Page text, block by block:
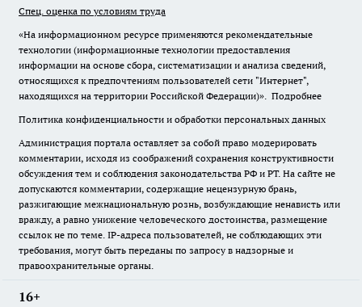
Спец. оценка по условиям труда
«На информационном ресурсе применяются рекомендательные
технологии (информационные технологии предоставления
информации на основе сбора, систематизации и анализа сведений,
относящихся к предпочтениям пользователей сети "Интернет",
находящихся на территории Российской Федерации)». Подробнее
Политика конфиденциальности и обработки персональных данных
Администрация портала оставляет за собой право модерировать
комментарии, исходя из соображений сохранения конструктивности
обсуждения тем и соблюдения законодательства РФ и РТ. На сайте не
допускаются комментарии, содержащие нецензурную брань,
разжигающие межнациональную рознь, возбуждающие ненависть или
вражду, а равно унижение человеческого достоинства, размещение
ссылок не по теме. IP-адреса пользователей, не соблюдающих эти
требования, могут быть переданы по запросу в надзорные и
правоохранительные органы.
16+